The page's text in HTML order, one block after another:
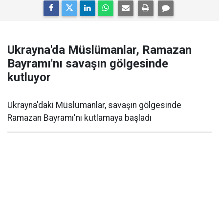
Ukrayna'da Müslümanlar, Ramazan
Bayramı'nı savaşın gölgesinde
kutluyor
Ukrayna'daki Müslümanlar, savaşın gölgesinde
Ramazan Bayramı'nı kutlamaya başladı